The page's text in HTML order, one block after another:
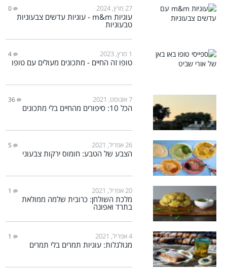
27 מרץ, 2024 0
עוגיות m&m - עוגיות עדשים צבעוניות
טבעוניות
1 מרץ, 2023 4
טופו זה החיים - מתכונים מעולים עם טופו
7 אוגוסט, 2021 36
הכל 10: סיפורים מהחיים בלי מתכונים
26 אפריל, 2021 5
הצבע של הטבע: חומוס ירקות צבעוני
20 אפריל, 2021 1
מלכת השולחן: כרובית שלמה ממולאת
בתרד ואפונה
4 אפריל, 2021 1
מגולגלות: עוגיות תמרים בלי תמרים